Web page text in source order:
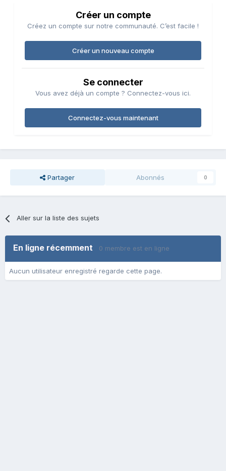
Créer un compte
Créez un compte sur notre communauté. C’est facile !
Créer un nouveau compte
Se connecter
Vous avez déjà un compte ? Connectez-vous ici.
Connectez-vous maintenant
Partager Abonnés 0
Aller sur la liste des sujets
En ligne récemment 0 membre est en ligne
Aucun utilisateur enregistré regarde cette page.